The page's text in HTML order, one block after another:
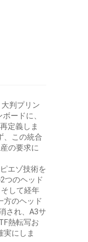
判プリン
ードに、
定義しま
、この統合
の要求に
エゾ技術を
つのヘッド
して経年
方のヘッド
され、A3サ
熱転写お
実にしま